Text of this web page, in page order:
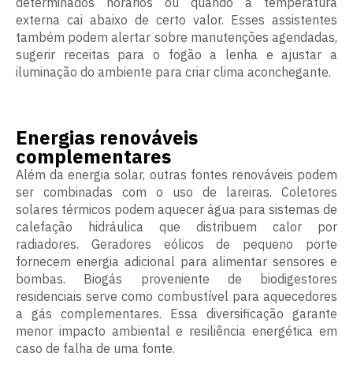
externa cai abaixo de certo valor. Esses assistentes
também podem alertar sobre manutenções agendadas,
sugerir receitas para o fogão a lenha e ajustar a
iluminação do ambiente para criar clima aconchegante.
Energias renováveis
complementares
Além da energia solar, outras fontes renováveis podem
ser combinadas com o uso de lareiras. Coletores
solares térmicos podem aquecer água para sistemas de
calefação hidráulica que distribuem calor por
radiadores. Geradores eólicos de pequeno porte
fornecem energia adicional para alimentar sensores e
bombas. Biogás proveniente de biodigestores
residenciais serve como combustível para aquecedores
a gás complementares. Essa diversificação garante
menor impacto ambiental e resiliência energética em
caso de falha de uma fonte.